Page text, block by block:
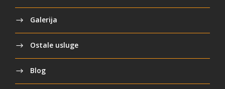
Galerija
Ostale usluge
Blog